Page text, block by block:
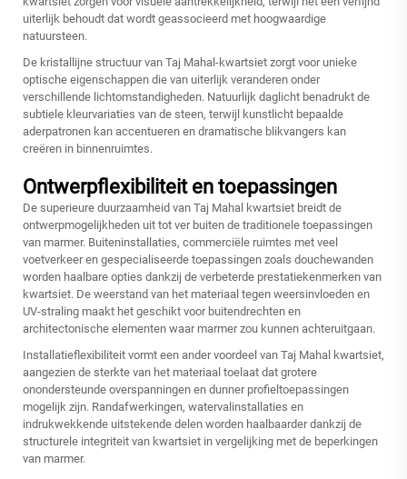
uiterlijk behoudt dat wordt geassocieerd met hoogwaardige
natuursteen.
De kristallijne structuur van Taj Mahal-kwartsiet zorgt voor unieke
optische eigenschappen die van uiterlijk veranderen onder
verschillende lichtomstandigheden. Natuurlijk daglicht benadrukt de
subtiele kleurvariaties van de steen, terwijl kunstlicht bepaalde
aderpatronen kan accentueren en dramatische blikvangers kan
creëren in binnenruimtes.
Ontwerpflexibiliteit en toepassingen
De superieure duurzaamheid van Taj Mahal kwartsiet breidt de
ontwerpmogelijkheden uit tot ver buiten de traditionele toepassingen
van marmer. Buiteninstallaties, commerciële ruimtes met veel
voetverkeer en gespecialiseerde toepassingen zoals douchewanden
worden haalbare opties dankzij de verbeterde prestatiekenmerken van
kwartsiet. De weerstand van het materiaal tegen weersinvloeden en
UV-straling maakt het geschikt voor buitendrechten en
architectonische elementen waar marmer zou kunnen achteruitgaan.
Installatieflexibiliteit vormt een ander voordeel van Taj Mahal kwartsiet,
aangezien de sterkte van het materiaal toelaat dat grotere
onondersteunde overspanningen en dunner profieltoepassingen
mogelijk zijn. Randafwerkingen, watervalinstallaties en
indrukwekkende uitstekende delen worden haalbaarder dankzij de
structurele integriteit van kwartsiet in vergelijking met de beperkingen
van marmer.